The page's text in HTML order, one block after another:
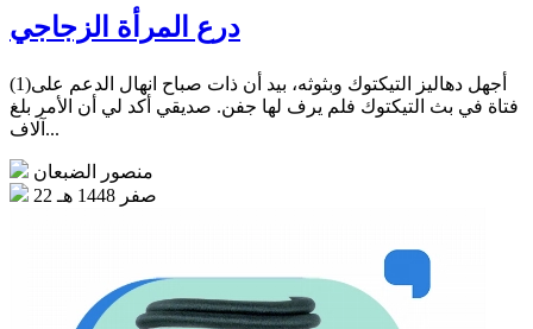
درع المرأة الزجاجي
(1)أجهل دهاليز التيكتوك وبثوثه، بيد أن ذات صباح انهال الدعم على
فتاة في بث التيكتوك فلم يرف لها جفن. صديقي أكد لي أن الأمر بلغ
آلاف...
منصور الضبعان
22 صفر 1448 هـ